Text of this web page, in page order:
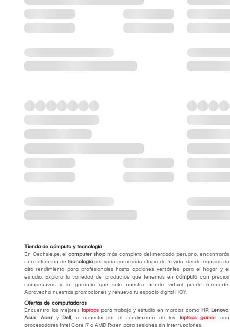
Tienda de cómputo y tecnología
En Oechsle.pe, el computer shopmás completo del mercado peruano, encontrarás
una selección de tecnología pensada para cada etapa de tu vida: desde equipos de
alto rendimiento para profesionales hasta opciones versátiles para el hogar y el
estudio. Explora la variedad de productos que tenemos en cómputo con precios
competitivos y la garantía que solo nuestra tienda virtual puede ofrecerte.
Aprovecha nuestras promociones y renueva tu espacio digital HOY.
Ofertas de computadoras
Encuentra las mejores laptops para trabajo y estudio en marcas como HP, Lenovo,
Asus, Acer y Dell , o apuesta por el rendimiento de las laptops gamer con
procesadores Intel Core i7 o AMD Ryzen para sesiones sin interrupciones.